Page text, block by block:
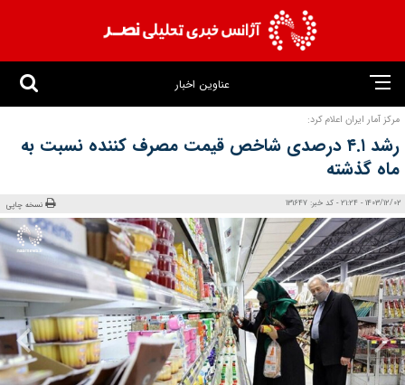
عناوین اخبار
مرکز آمار ایران اعلام کرد:
رشد ۴.۱ درصدی شاخص قیمت مصرف کننده نسبت به
ماه گذشته
1403/12/02 - 21:24 - کد خبر: 131647 نسخه چاپی